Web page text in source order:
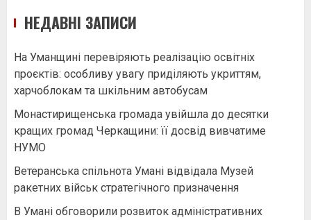
НЕДАВНІ ЗАПИСИ
На Уманщині перевіряють реалізацію освітніх
проєктів: особливу увагу приділяють укриттям,
харчоблокам та шкільним автобусам
Монастирищенська громада увійшла до десятки
кращих громад Черкащини: її досвід вивчатиме
НУМО
Ветеранська спільнота Умані відвідала Музей
ракетних військ стратегічного призначення
В Умані обговорили розвиток адміністративних